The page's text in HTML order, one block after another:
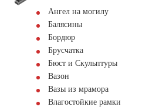
Ангел на могилу
Балясины
Бордюр
Брусчатка
Бюст и Скульптуры
Вазон
Вазы из мрамора
Влагостойкие рамки